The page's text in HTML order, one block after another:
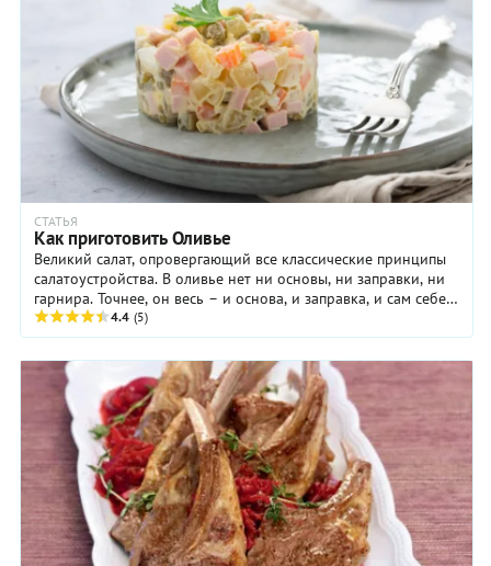
СТАТЬЯ
Как приготовить Оливье
Великий салат, опровергающий все классические принципы
салатоустройства. В оливье нет ни основы, ни заправки, ни
гарнира. Точнее, он весь – и основа, и заправка, и сам себе
гарнир.
4.4 (5)